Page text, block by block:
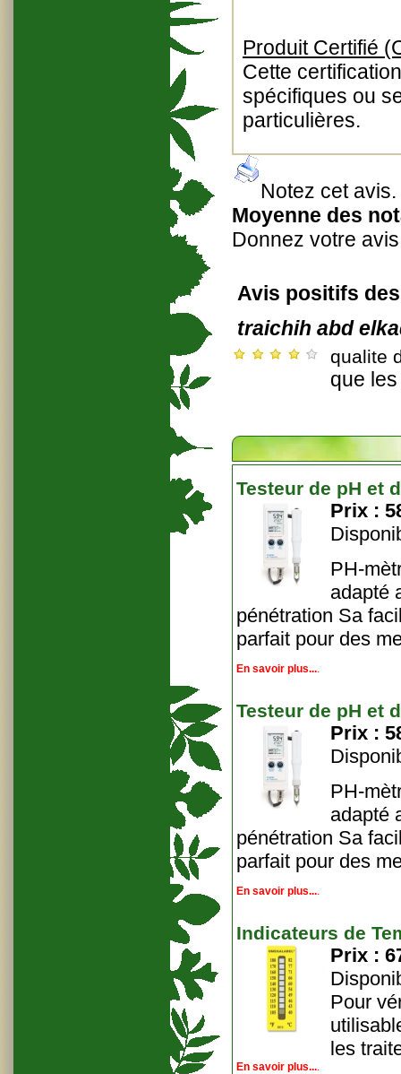
Produit Certifié
Cette
spécifiques ou
particulières.
Notez cet avis.
Moyenne des
Donnez votre avis
Avis positifs
traichih abd
qualite
que
Testeur de pH et
Prix :
PH-
adapté
pénétration Sa
parfait pour des
En savoir plus....
Testeur de pH et
Prix :
PH-
adapté
pénétration Sa
parfait pour des
En savoir plus....
Indicateurs de
Prix :
Pour
les
En savoir plus....